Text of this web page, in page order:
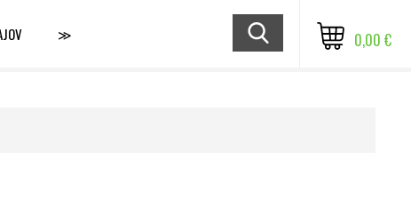
≫ 0,00 €